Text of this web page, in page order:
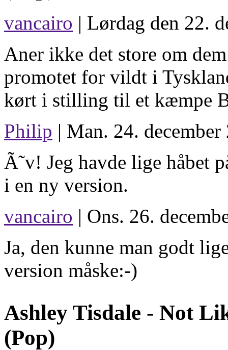
vancairo | Lørdag den 22.
Aner ikke det store om
promotet for vildt i
kørt i stilling til et kæmpe
Philip | Man. 24.
Ã˜v! Jeg havde lige håbet
i en ny version.
vancairo | Ons. 26.
Ja, den kunne man godt
version måske:-)
Ashley Tisdale - Not
(Pop)